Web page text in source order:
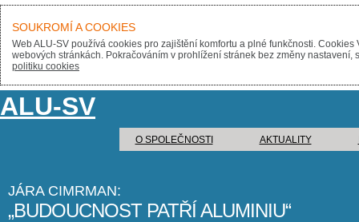
ALU-SV
O SPOLEČNOSTI AKTUALITY
JÁRA CIMRMAN:
BUDOUCNOST PATŘÍ ALUMINIU
SOUKROMÍ A COOKIES
Web ALU-SV používá cookies pro zajištění komfortu a plné funkčnosti.
webových stránkách. Pokračováním v prohlížení stránek bez změny
politiku cookies